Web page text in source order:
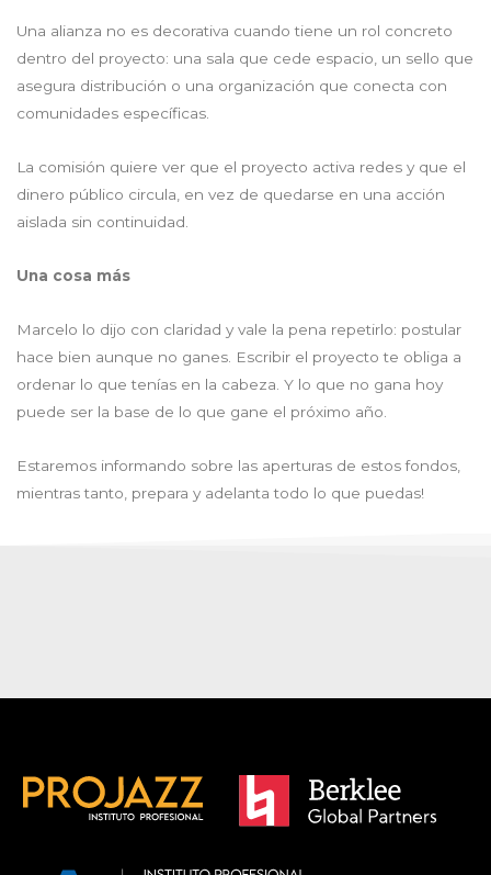
Una alianza no es decorativa cuando tiene un rol concreto
dentro del proyecto: una sala que cede espacio, un sello que
asegura distribución o una organización que conecta con
comunidades específicas.
La comisión quiere ver que el proyecto activa redes y que el
dinero público circula, en vez de quedarse en una acción
aislada sin continuidad.
Una cosa más
Marcelo lo dijo con claridad y vale la pena repetirlo: postular
hace bien aunque no ganes. Escribir el proyecto te obliga a
ordenar lo que tenías en la cabeza. Y lo que no gana hoy
puede ser la base de lo que gane el próximo año.
Estaremos informando sobre las aperturas de estos fondos,
mientras tanto, prepara y adelanta todo lo que puedas!